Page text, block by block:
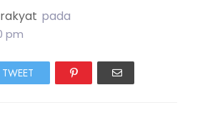
pada
pm
TWEET